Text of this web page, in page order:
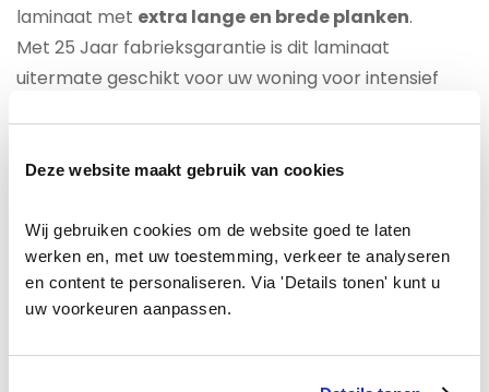
Deze website maakt gebruik van cookies
Wij gebruiken cookies om de website goed te laten
werken en, met uw toestemming, verkeer te analyseren
en content te personaliseren. Via 'Details tonen' kunt u
uw voorkeuren aanpassen.
laminaat met extra lange en brede planken.
Met 25 Jaar fabrieksgarantie is dit laminaat
uitermate geschikt voor uw woning voor intensief
alleen mooi, maar is ook goed tegen water bestand.
Voor een houten ondergrond adviseren wij als
ondervloer groene platen.
Voor appartementen met een betonnen